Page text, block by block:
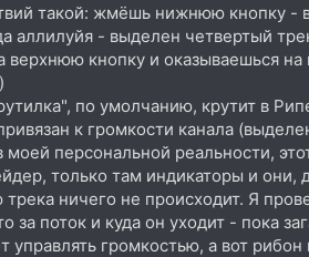
такой: жмёшь нижнюю кнопку -
аллилуйя - выделен четвертый
кнопку и оказываешься
по умолчанию, крутит в
к громкости канала
персональной реальности,
только там индикаторы и
трека ничего не происходит. Я
за поток и куда он уходит - пока
управлять громкостью, а вот